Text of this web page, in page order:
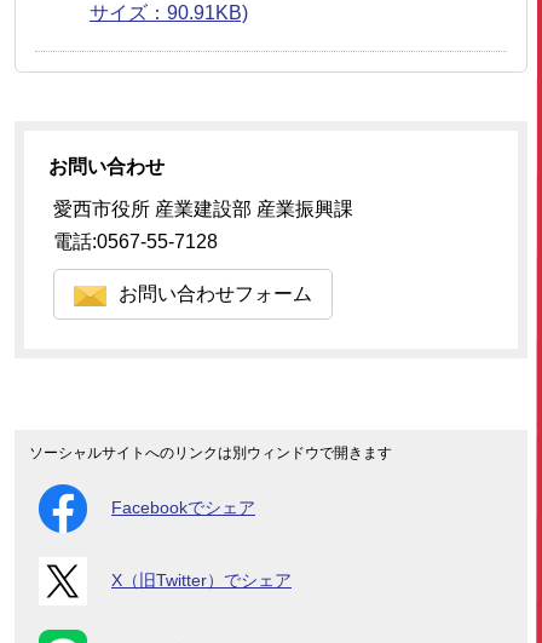
サイズ：90.91KB)
お問い合わせ
愛西市役所 産業建設部 産業振興課
電話:0567-55-7128
お問い合わせフォーム
ソーシャルサイトへのリンクは別ウィンドウで開きます
Facebookでシェア
X（旧Twitter）でシェア